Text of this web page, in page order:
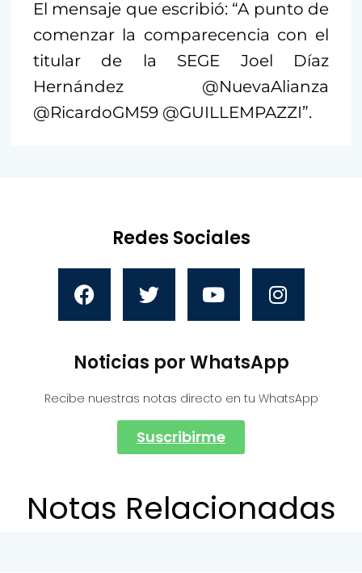
El mensaje que escribió: “A punto de
comenzar la comparecencia con el
titular de la SEGE Joel Díaz
Hernández @NuevaAlianza
@RicardoGM59 @GUILLEMPAZZI”.
Redes Sociales
Noticias por WhatsApp
Recibe nuestras notas directo en tu WhatsApp
Suscribirme
Notas Relacionadas